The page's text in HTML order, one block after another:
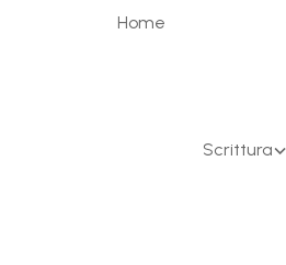
Home
Scrittura